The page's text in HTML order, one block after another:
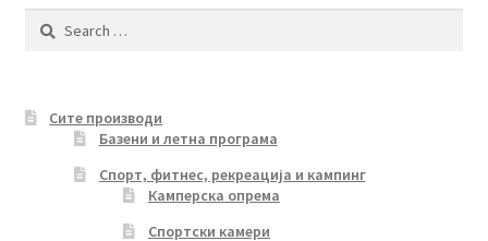
Search
Сите производи
Базени и летна програма
Спорт, фитнес, рекреација и кампинг
Камперска опрема
Спортски камери